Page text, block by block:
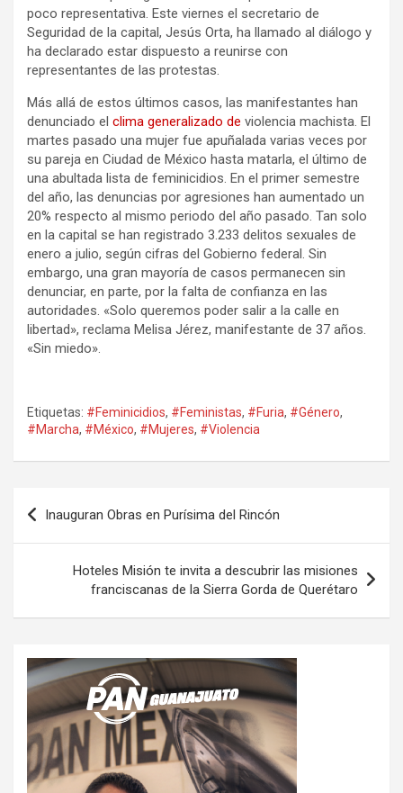
poco representativa. Este viernes el secretario de
Seguridad de la capital, Jesús Orta, ha llamado al diálogo y
ha declarado estar dispuesto a reunirse con
representantes de las protestas.
Más allá de estos últimos casos, las manifestantes han
denunciado el clima generalizado de violencia machista. El
martes pasado una mujer fue apuñalada varias veces por
su pareja en Ciudad de México hasta matarla, el último de
una abultada lista de feminicidios. En el primer semestre
del año, las denuncias por agresiones han aumentado un
20% respecto al mismo periodo del año pasado. Tan solo
en la capital se han registrado 3.233 delitos sexuales de
enero a julio, según cifras del Gobierno federal. Sin
embargo, una gran mayoría de casos permanecen sin
denunciar, en parte, por la falta de confianza en las
autoridades. «Solo queremos poder salir a la calle en
libertad», reclama Melisa Jérez, manifestante de 37 años.
«Sin miedo».
Etiquetas: #Feminicidios, #Feministas, #Furia, #Género,
#Marcha, #México, #Mujeres, #Violencia
Navegación
de
entradas
Inauguran Obras en Purísima del Rincón
Hoteles Misión te invita a descubrir las misiones
franciscanas de la Sierra Gorda de Querétaro